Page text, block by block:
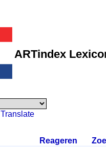
ARTindex
Translate
Reageren